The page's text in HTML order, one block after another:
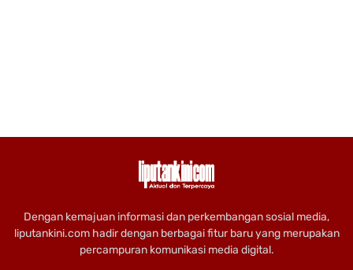
Dengan kemajuan informasi dan perkembangan sosial media,
liputankini.com hadir dengan berbagai fitur baru yang merupakan
percampuran komunikasi media digital.